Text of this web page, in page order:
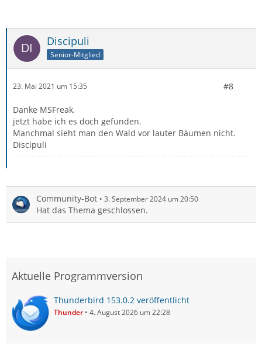
Discipuli
Senior-Mitglied
23. Mai 2021 um 15:35 #8
Danke MSFreak,
jetzt habe ich es doch gefunden.
Manchmal sieht man den Wald vor lauter Bäumen nicht.
Discipuli
Community-Bot 3. September 2024 um 20:50
Hat das Thema geschlossen.
Aktuelle Programmversion
Thunderbird 153.0.2 veröffentlicht
Thunder 4. August 2026 um 22:28